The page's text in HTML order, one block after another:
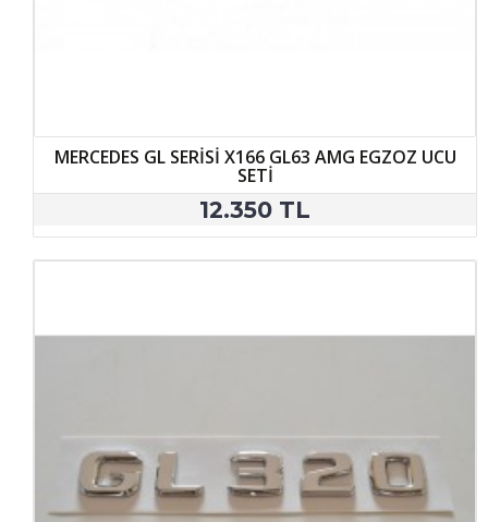
MERCEDES GL SERİSİ X166 GL63 AMG EGZOZ UCU
SETİ
12.350 TL